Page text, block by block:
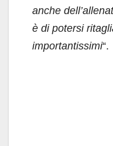
anche
è di potersi
importantissimi“.